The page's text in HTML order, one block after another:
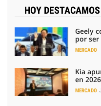
HOY DESTACAMOS
Geely
por
MERCADO
Kia
en
MERCADO